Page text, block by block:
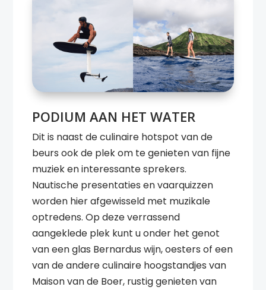
PODIUM AAN HET WATER
Dit is naast de culinaire hotspot van de
beurs ook de plek om te genieten van fijne
muziek en interessante sprekers.
Nautische presentaties en vaarquizzen
worden hier afgewisseld met muzikale
optredens. Op deze verrassend
aangeklede plek kunt u onder het genot
van een glas Bernardus wijn, oesters of een
van de andere culinaire hoogstandjes van
Maison van de Boer, rustig genieten van